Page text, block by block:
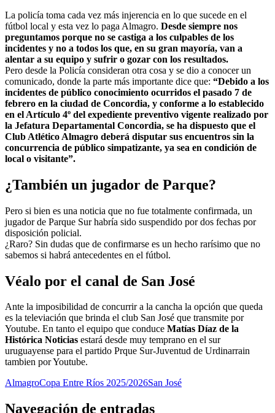
La policía toma cada vez más injerencia en lo que sucede en el
fútbol local y esta vez lo paga Almagro. Desde siempre nos
preguntamos porque no se castiga a los culpables de los
incidentes y no a todos los que, en su gran mayoría, van a
alentar a su equipo y sufrir o gozar con los resultados.
Pero desde la Policía consideran otra cosa y se dio a conocer un
comunicado, donde la parte más importante dice que: “Debido a los
incidentes de público conocimiento ocurridos el pasado 7 de
febrero en la ciudad de Concordia, y conforme a lo establecido
en el Artículo 4º del expediente preventivo vigente realizado por
la Jefatura Departamental Concordia, se ha dispuesto que el
Club Atlético Almagro deberá disputar sus encuentros sin la
concurrencia de público simpatizante, ya sea en condición de
local o visitante”.
¿También un jugador de Parque?
Pero si bien es una noticia que no fue totalmente confirmada, un
jugador de Parque Sur habría sido suspendido por dos fechas por
disposición policial.
¿Raro? Sin dudas que de confirmarse es un hecho rarísimo que no
sabemos si habrá antecedentes en el fútbol.
Véalo por el canal de San José
Ante la imposibilidad de concurrir a la cancha la opción que queda
es la televiación que brinda el club San José que transmite por
Youtube. En tanto el equipo que conduce Matías Díaz de la
Histórica Noticias estará desde muy temprano en el sur
uruguayense para el partido Prque Sur-Juventud de Urdinarrain
tambien por Youtube.
AlmagroCopa Entre Ríos 2025/2026San José
Navegación de entradas